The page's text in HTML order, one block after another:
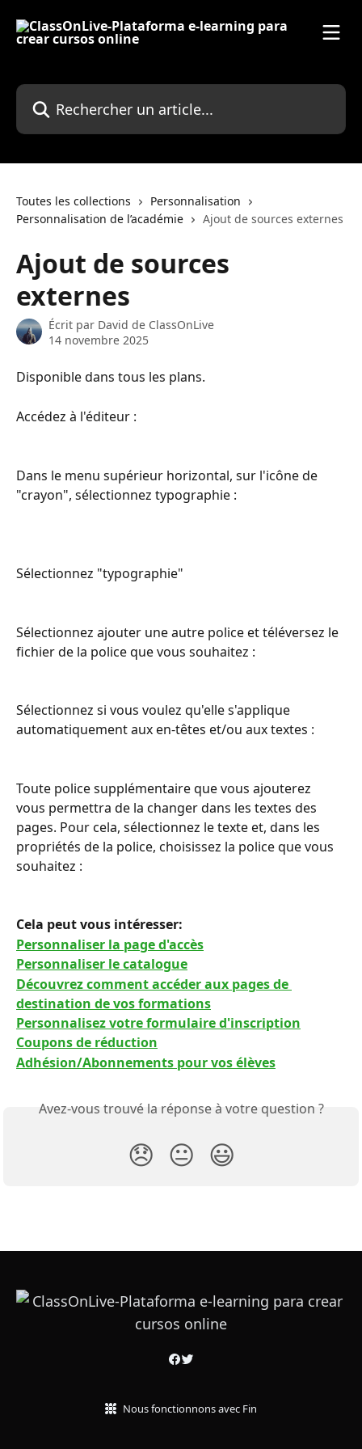
Rechercher un article...
Toutes les collections
Personnalisation
Personnalisation de l’académie
Ajout de sources externes
Ajout de sources
externes
Écrit par David de ClassOnLive
14 novembre 2025
Disponible dans tous les plans.
Accédez à l'éditeur :
Dans le menu supérieur horizontal, sur l'icône de
"crayon", sélectionnez typographie :
Sélectionnez "typographie"
Sélectionnez ajouter une autre police et téléversez le
fichier de la police que vous souhaitez :
Sélectionnez si vous voulez qu'elle s'applique
automatiquement aux en-têtes et/ou aux textes :
Toute police supplémentaire que vous ajouterez
vous permettra de la changer dans les textes des
pages. Pour cela, sélectionnez le texte et, dans les
propriétés de la police, choisissez la police que vous
souhaitez :
Cela peut vous intéresser:
Personnaliser la page d'accès
Personnaliser le catalogue
Découvrez comment accéder aux pages de
destination de vos formations
Personnalisez votre formulaire d'inscription
Coupons de réduction
Adhésion/Abonnements pour vos élèves
Avez-vous trouvé la réponse à votre question ?
😞 😐 😃
Nous fonctionnons avec Fin